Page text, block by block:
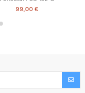
99,00 €